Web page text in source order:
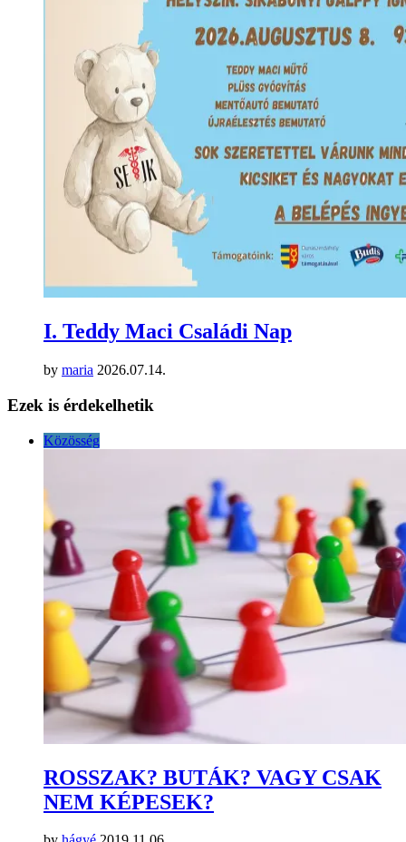
I. Teddy Maci Családi Nap
by maria 2026.07.14.
Ezek is érdekelhetik
Közösség
ROSSZAK? BUTÁK? VAGY CSAK
NEM KÉPESEK?